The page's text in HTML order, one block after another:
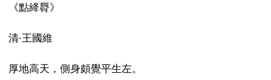
《點絳脣》
清·王國維
厚地高天，側身頗覺平生左。